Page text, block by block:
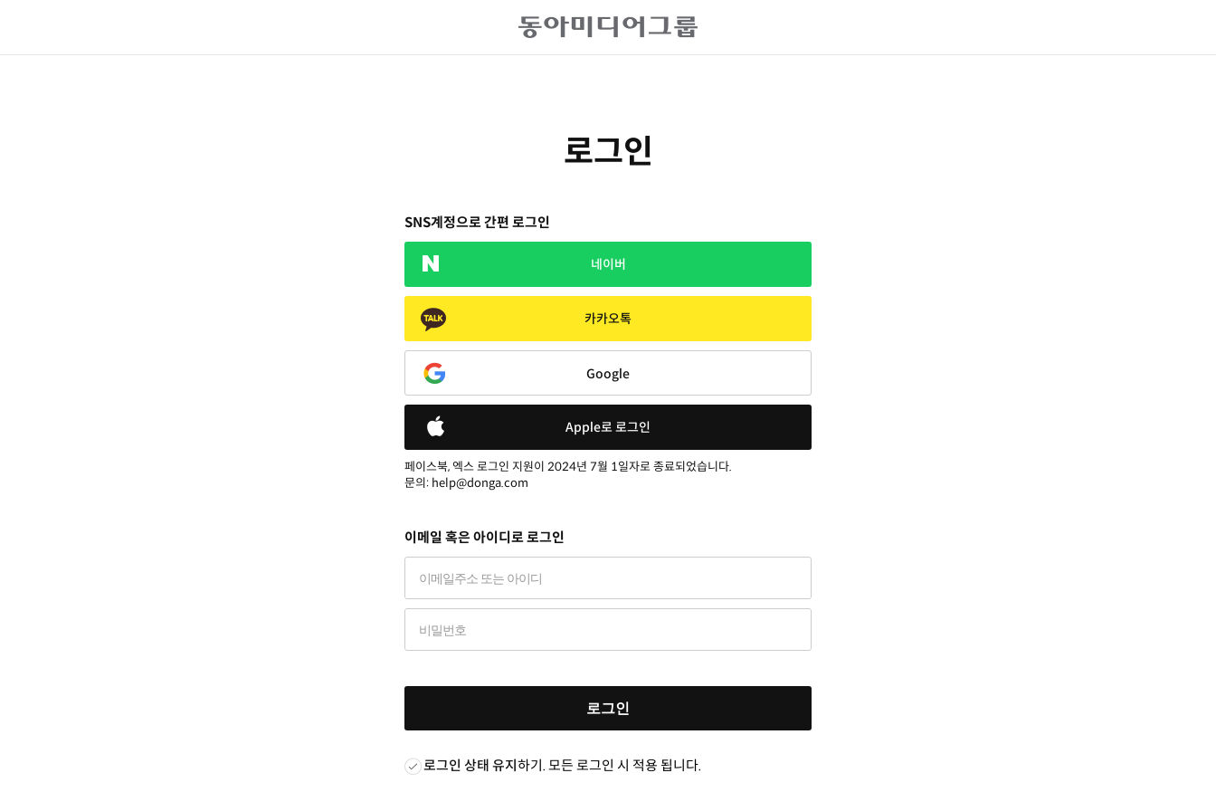
로그인
SNS계정으로 간편 로그인
네이버
카카오톡
Google
Apple로 로그인
페이스북, 엑스 로그인 지원이 2024년 7월 1일자로 종료되었습니다.
문의: help@donga.com
이메일 혹은 아이디로 로그인
로그인
로그인 상태 유지하기. 모든 로그인 시 적용 됩니다.